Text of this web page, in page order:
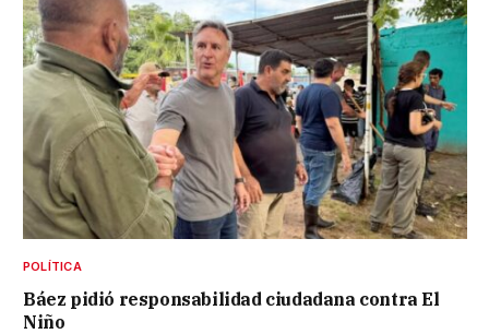
POLÍTICA
Báez pidió responsabilidad ciudadana contra El
Niño